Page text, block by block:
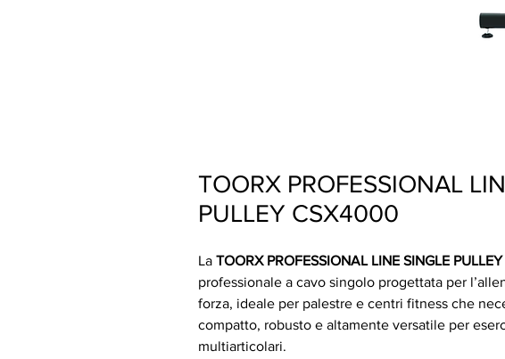
TOORX PROFESSIONAL
PULLEY CSX4000
La TOORX PROFESSIONAL LINE SINGLE
professionale a cavo singolo progettata per
forza, ideale per palestre e centri fitness che
compatto, robusto e altamente versatile per
multiarticolari.